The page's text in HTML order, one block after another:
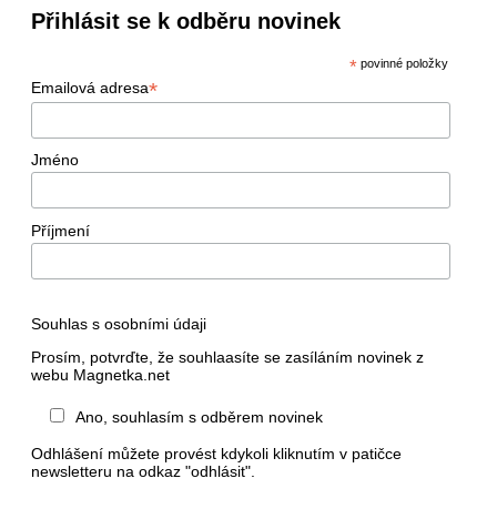
Přihlásit se k odběru novinek
* povinné položky
Emailová adresa*
Jméno
Příjmení
Souhlas s osobními údaji
Prosím, potvrďte, že souhlaasíte se zasíláním novinek z
webu Magnetka.net
Ano, souhlasím s odběrem novinek
Odhlášení můžete provést kdykoli kliknutím v patičce
newsletteru na odkaz "odhlásit".